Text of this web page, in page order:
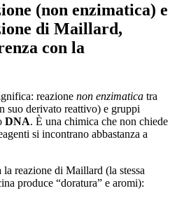
(non enzimatica) e
di Maillard,
con la
reazione non enzimatica tra
suo derivato reattivo) e gruppi
DNA. È una chimica che non chiede
si incontrano abbastanza a
reazione di Maillard (la stessa
produce “doratura” e aromi):